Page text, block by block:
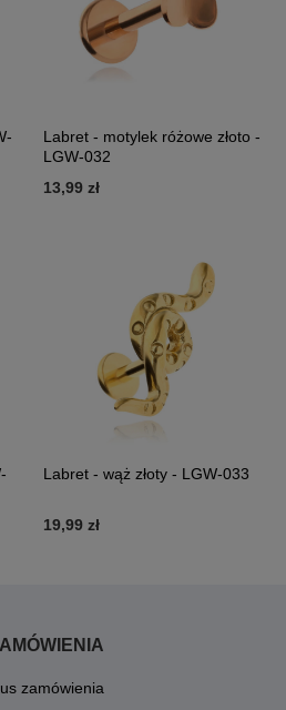
Labret - motylek różowe złoto -
LGW-032
13,99 zł
Labret - wąż złoty - LGW-033
19,99 zł
zamówienia